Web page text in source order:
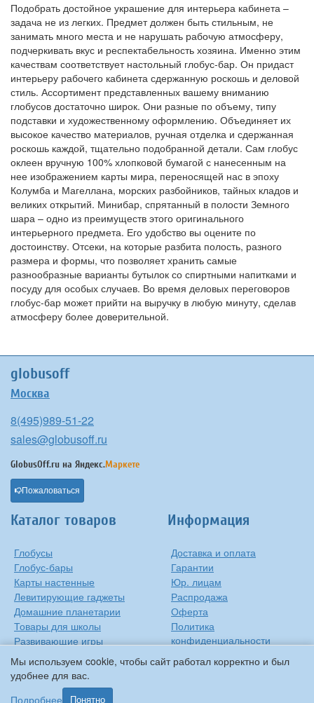
Мы используем cookie, чтобы сайт работал корректно и был
удобнее для вас.
Подробнее
Понятно
Подобрать достойное украшение для интерьера кабинета –
задача не из легких. Предмет должен быть стильным, не
занимать много места и не нарушать рабочую атмосферу,
подчеркивать вкус и респектабельность хозяина. Именно этим
качествам соответствует настольный глобус-бар. Он придаст
интерьеру рабочего кабинета сдержанную роскошь и деловой
стиль. Ассортимент представленных вашему вниманию
глобусов достаточно широк. Они разные по объему, типу
подставки и художественному оформлению. Объединяет их
высокое качество материалов, ручная отделка и сдержанная
роскошь каждой, тщательно подобранной детали. Сам глобус
оклеен вручную 100% хлопковой бумагой с нанесенным на
нее изображением карты мира, переносящей нас в эпоху
Колумба и Магеллана, морских разбойников, тайных кладов и
великих открытий. Минибар, спрятанный в полости Земного
шара – одно из преимуществ этого оригинального
интерьерного предмета. Его удобство вы оцените по
достоинству. Отсеки, на которые разбита полость, разного
размера и формы, что позволяет хранить самые
разнообразные варианты бутылок со спиртными напитками и
посуду для особых случаев. Во время деловых переговоров
глобус-бар может прийти на выручку в любую минуту, сделав
атмосферу более доверительной.
globusoff
Москва
8(495)989-51-22
sales@globusoff.ru
GlobusOff.ru на Яндекс.Маркете
Пожаловаться
Каталог товаров
Глобусы
Глобус-бары
Карты настенные
Левитирующие гаджеты
Домашние планетарии
Товары для школы
Развивающие игры
Оригинальные игрушки
Подарки на Новый Год
Прочее
Информация
Доставка и оплата
Гарантии
Юр. лицам
Распродажа
Оферта
Политика
конфиденциальности
Контакты
О компании